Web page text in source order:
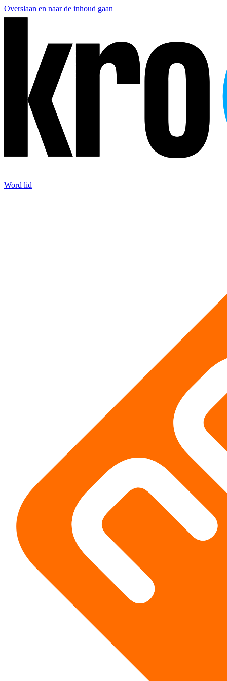
Overslaan en naar de inhoud gaan
Word lid